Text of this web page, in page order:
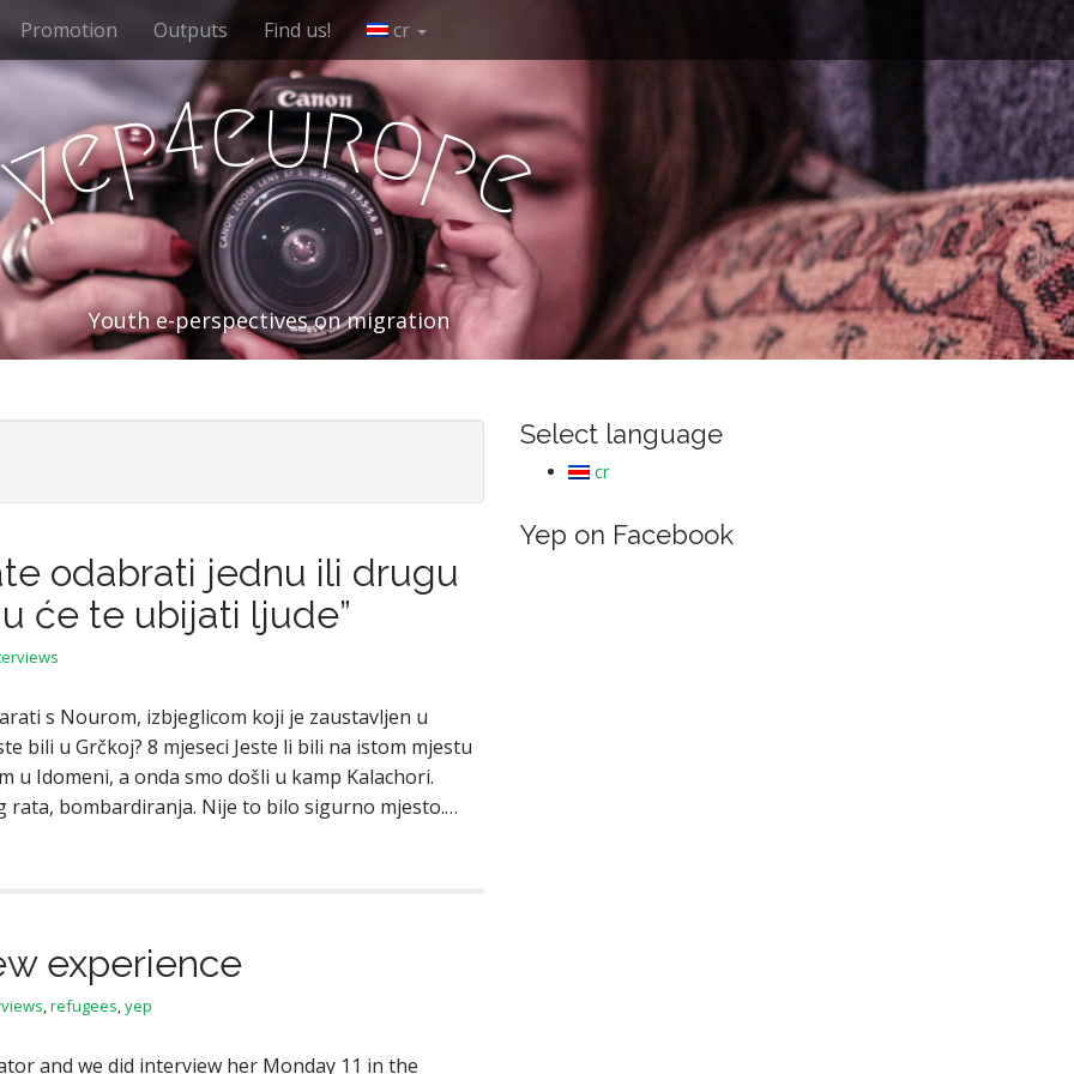
Promotion Outputs Find us! cr
ep4europe
Youth e-perspectives on migration
odabrati jednu ili drugu
će te ubijati ljude”
s Nourom, izbjeglicom koji je zaustavljen u
bili u Grčkoj? 8 mjeseci Jeste li bili na istom mjestu
u Idomeni, a onda smo došli u kamp Kalachori.
bombardiranja. Nije to bilo sigurno mjesto.…
experience
,refugees,yep
and we did interview her Monday 11 in the
Select language
cr
Yep on Facebook